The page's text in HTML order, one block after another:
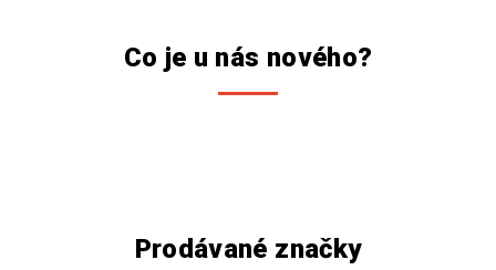
Co je u nás nového?
Prodávané značky